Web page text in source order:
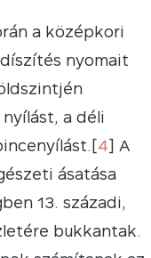
a középkori
nyomait
a déli
4] A
ásatása
13. századi,
bukkantak.